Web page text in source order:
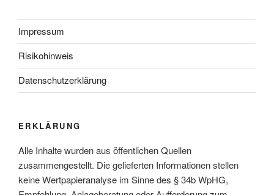
Impressum
Risikohinweis
Datenschutzerklärung
ERKLÄRUNG
Alle Inhalte wurden aus öffentlichen Quellen
zusammengestellt. Die gelieferten Informationen stellen
keine Wertpapieranalyse im Sinne des § 34b WpHG,